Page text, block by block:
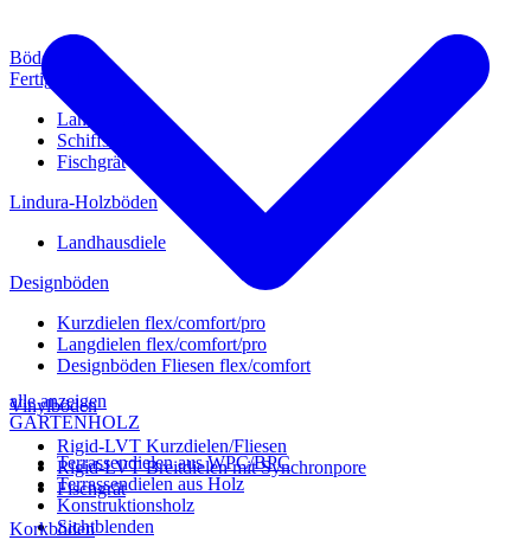
alle anzeigen
GARTENHOLZ
Terrassendielen aus WPC/BPC
Terrassendielen aus Holz
Konstruktionsholz
Sichtblenden
Böden
Fertigparkett
Landhausdiele
Schiffsboden
Fischgrät
Lindura-Holzböden
Landhausdiele
Designböden
Kurzdielen flex/comfort/pro
Langdielen flex/comfort/pro
Designböden Fliesen flex/comfort
Vinylböden
Rigid-LVT Kurzdielen/Fliesen
Rigid-LVT Breitdielen mit Synchronpore
Fischgrät
Korkböden